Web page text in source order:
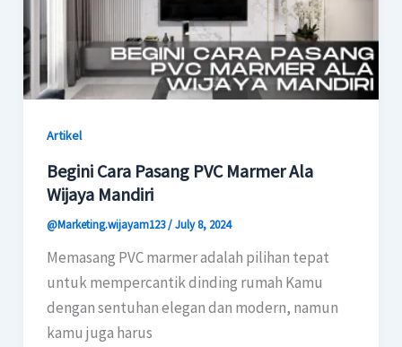
Artikel
Begini Cara Pasang PVC Marmer Ala
Wijaya Mandiri
@Marketing.wijayam123/July 8, 2024
Memasang PVC marmer adalah pilihan tepat
untuk mempercantik dinding rumah Kamu
dengan sentuhan elegan dan modern, namun
kamu juga harus